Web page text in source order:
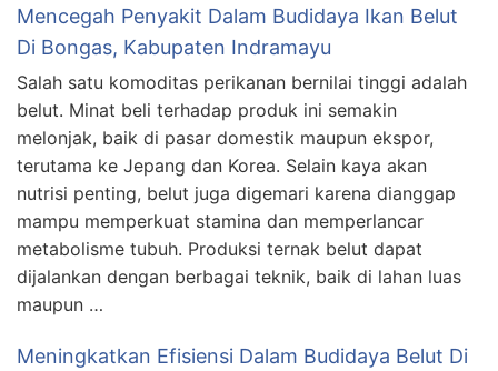
Mencegah Penyakit Dalam Budidaya Ikan Belut
Di Bongas, Kabupaten Indramayu
Salah satu komoditas perikanan bernilai tinggi adalah
belut. Minat beli terhadap produk ini semakin
melonjak, baik di pasar domestik maupun ekspor,
terutama ke Jepang dan Korea. Selain kaya akan
nutrisi penting, belut juga digemari karena dianggap
mampu memperkuat stamina dan memperlancar
metabolisme tubuh. Produksi ternak belut dapat
dijalankan dengan berbagai teknik, baik di lahan luas
maupun …
Meningkatkan Efisiensi Dalam Budidaya Belut Di